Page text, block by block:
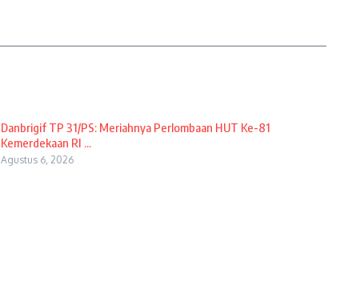
Danbrigif TP 31/PS: Meriahnya Perlombaan HUT Ke-81
Kemerdekaan RI ...
Agustus 6, 2026